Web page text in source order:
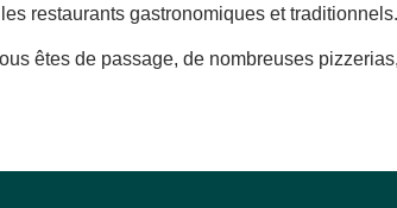
restaurants gastronomiques et traditionnels.
êtes de passage, de nombreuses